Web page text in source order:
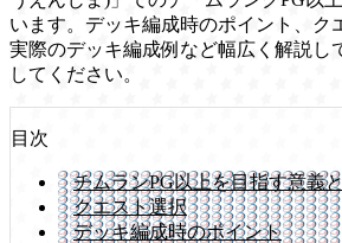
います。デッキ編成時のポイント、ク
実際のデッキ編成例など幅広く解説し
してください。
目次
チムランPG以上を目指す意義
クエスト選択
デッキ編成時のポイント